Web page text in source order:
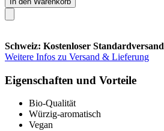
Schweiz: Kostenloser Standardversand
Weitere Infos zu Versand & Lieferung
Eigenschaften und Vorteile
Bio-Qualität
Würzig-aromatisch
Vegan